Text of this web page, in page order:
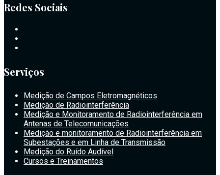
Redes Sociais
Serviços
Medição de Campos Eletromagnéticos
Medição de Radiointerferência
Medição e Monitoramento de Radiointerferência em
Antenas de Telecomunicações
Medição e monitoramento de Radiointerferência em
Subestações e em Linha de Transmissão
Medição do Ruído Audível
Cursos e Treinamentos